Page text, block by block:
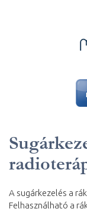
A sugárkezelés a
Felhasználható a